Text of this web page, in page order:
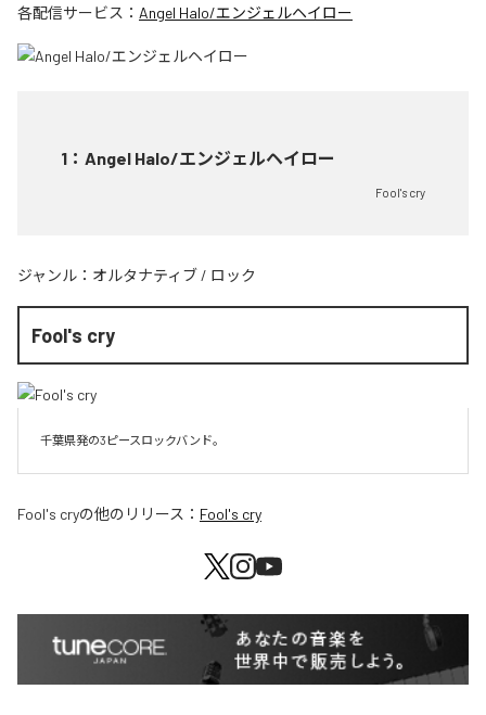
各配信サービス： Angel Halo/エンジェルヘイロー
1 ： Angel Halo/エンジェルヘイロー
Fool's cry
ジャンル： オルタナティブ / ロック
Fool's cry
千葉県発の3ピースロックバンド。
Fool's cryの他のリリース： Fool's cry